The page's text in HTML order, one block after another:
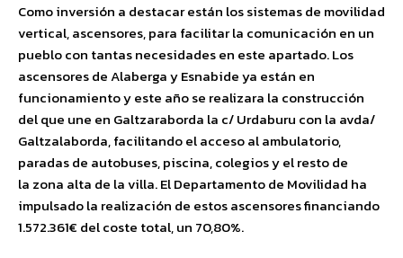
Como inversión a destacar están los sistemas de movilidad
vertical, ascensores, para facilitar la comunicación en un
pueblo con tantas necesidadesen este apartado. Los
ascensores de Alaberga y Esnabide ya están en
funcionamiento y este añose realizara la construcción
del que une en Galtzaraborda la c/Urdaburu con la avda/
Galtzalaborda, facilitando el acceso al ambulatorio,
paradasde autobuses, piscina, colegios yel resto de
la zona alta de la villa. El Departamento de Movilidad ha
impulsado la realización de estos ascensores financiando
1.572.361€ del coste total, un 70,80%.